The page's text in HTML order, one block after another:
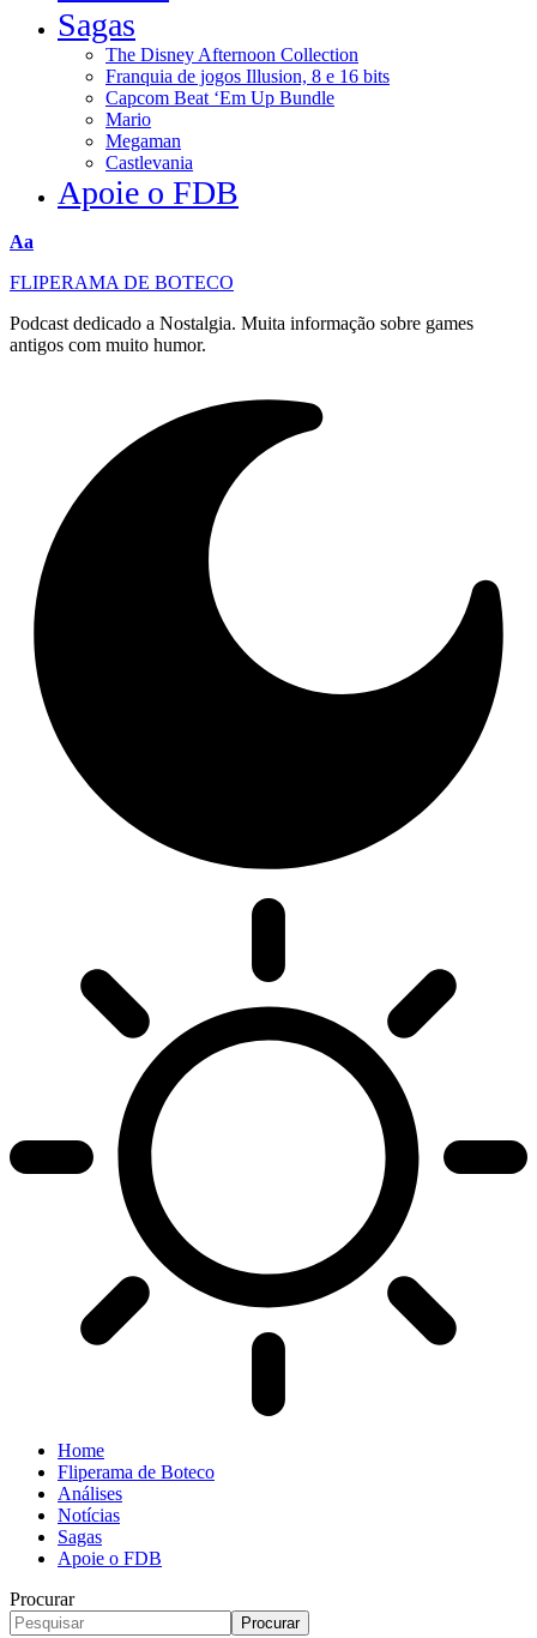
Sagas
The Disney Afternoon Collection
Franquia de jogos Illusion, 8 e 16 bits
Capcom Beat ‘Em Up Bundle
Mario
Megaman
Castlevania
Apoie o FDB
Redimensionar
Aa
FLIPERAMA DE BOTECO
Podcast dedicado a Nostalgia. Muita informação sobre games
antigos com muito humor.
Home
Fliperama de Boteco
Análises
Notícias
Sagas
Apoie o FDB
Procurar